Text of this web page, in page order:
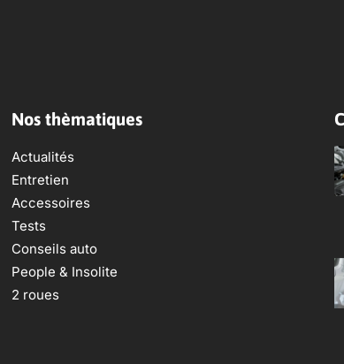
Nos thèmatiques
Actualités
Entretien
Accessoires
Tests
Conseils auto
People & Insolite
2 roues